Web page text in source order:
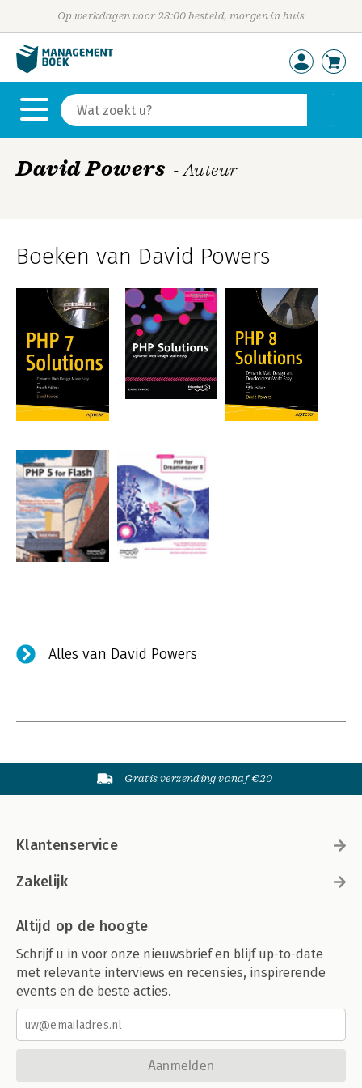
Op werkdagen voor 23:00 besteld, morgen in huis
David Powers - Auteur
Boeken van David Powers
Alles van David Powers
Gratis verzending vanaf €20
Klantenservice
Zakelijk
Altijd op de hoogte
Schrijf u in voor onze nieuwsbrief en blijf up-to-date
met relevante interviews en recensies, inspirerende
events en de beste acties.
Aanmelden